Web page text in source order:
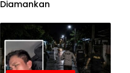
Diamankan